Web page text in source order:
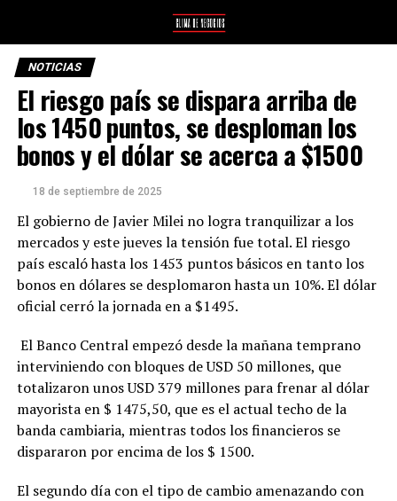
NOTICIAS
El riesgo país se dispara arriba de
los 1450 puntos, se desploman los
bonos y el dólar se acerca a $1500
18 de septiembre de 2025
El gobierno de Javier Milei no logra tranquilizar a los
mercados y este jueves la tensión fue total. El riesgo
país escaló hasta los 1453 puntos básicos en tanto los
bonos en dólares se desplomaron hasta un 10%. El dólar
oficial cerró la jornada en a $1495.
El Banco Central empezó desde la mañana temprano
interviniendo con bloques de USD 50 millones, que
totalizaron unos USD 379 millones para frenar al dólar
mayorista en $ 1475,50, que es el actual techo de la
banda cambiaria, mientras todos los financieros se
dispararon por encima de los $ 1500.
El segundo día con el tipo de cambio amenazando con